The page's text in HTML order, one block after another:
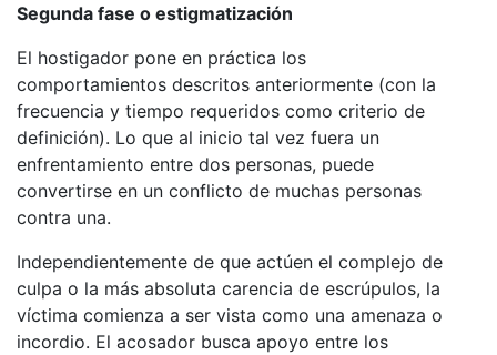
Segunda fase o estigmatización
El hostigador pone en práctica los
comportamientos descritos anteriormente (con la
frecuencia y tiempo requeridos como criterio de
definición). Lo que al inicio tal vez fuera un
enfrentamiento entre dos personas, puede
convertirse en un conflicto de muchas personas
contra una.
Independientemente de que actúen el complejo de
culpa o la más absoluta carencia de escrúpulos, la
víctima comienza a ser vista como una amenaza o
incordio. El acosador busca apoyo entre los